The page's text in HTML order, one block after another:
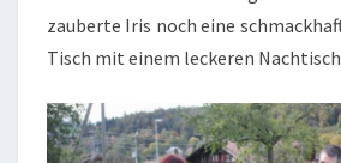
zauberte Iris noch eine
Tisch mit einem leckeren